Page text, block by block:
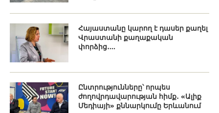
Հայաստանը կարող է դասեր քաղել
Վրաստանի քաղաքական
փորձից․...
Ընտրությունները՝ որպես
ժողովրդավարության հիմք․ «Ալիք
Մեդիայի» քննարկումը Երևանում